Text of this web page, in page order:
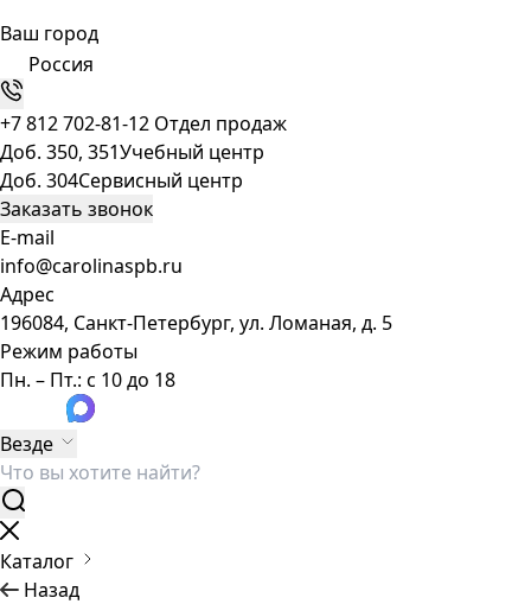
Ваш город
Россия
+7 812 702-81-12 Отдел продаж
Доб. 350, 351Учебный центр
Доб. 304Сервисный центр
Заказать звонок
E-mail
info@carolinaspb.ru
Адрес
196084, Санкт-Петербург, ул. Ломаная, д. 5
Режим работы
Пн. – Пт.: с 10 до 18
Везде
Каталог
Назад